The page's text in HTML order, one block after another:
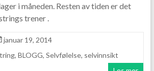
i måneden. Resten av tiden er det
trener .
januar 19, 2014
, BLOGG, Selvfølelse, selvinnsikt